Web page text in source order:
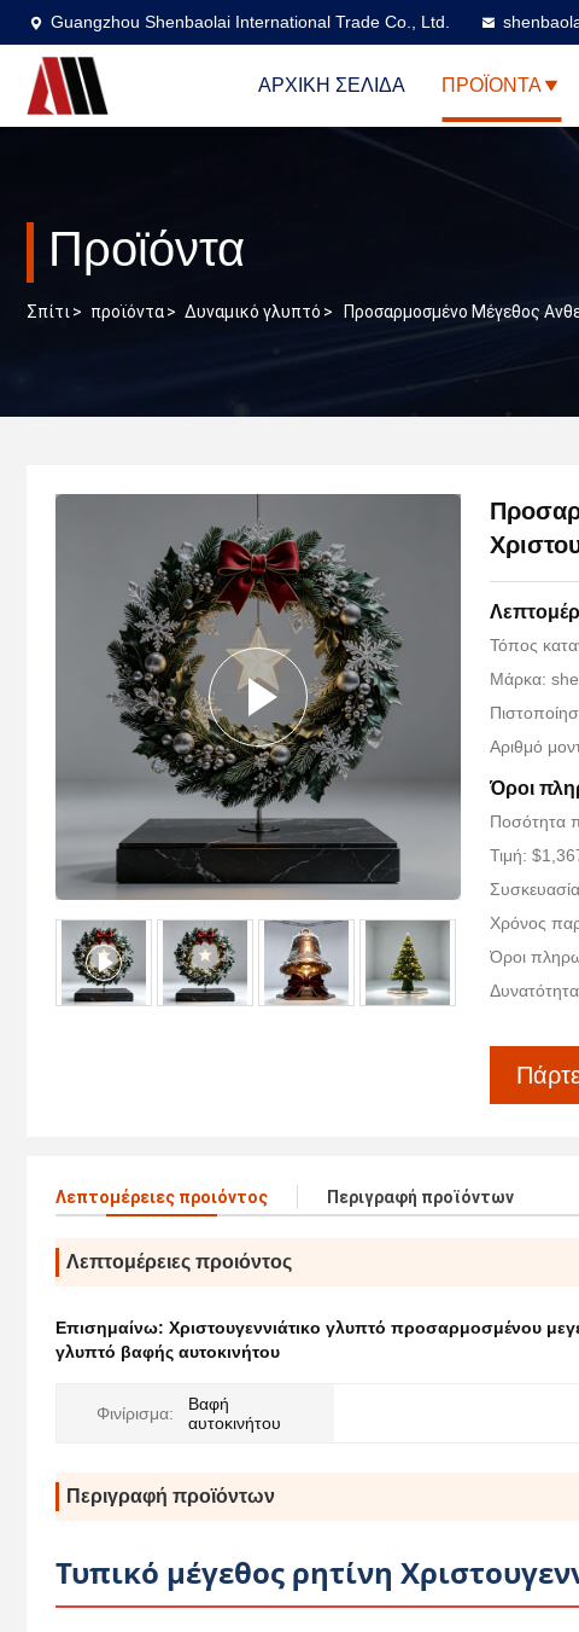
Guangzhou Shenbaolai International Trade Co., Ltd.
ΑΡΧΙΚΉ ΣΕΛΊΔΑ ΠΡΟΪΌΝΤΑ
Προϊόντα
Σπίτι> προϊόντα> Δυναμικό γλυπτό > Προσαρμοσμένο Μέγεθος
Τόπος
Μάρκα:
Αριθμό
Όροι
Ποσότητα
Τιμή:
Χρόνος
Όροι
Λεπτομέρειες προιόντος Περιγραφή προϊόντων
Λεπτομέρειες προιόντος
Επισημαίνω: Χριστουγεννιάτικο γλυπτό προσαρμοσμένου
γλυπτό βαφής αυτοκινήτου
Φινίρισμα:
Βαφή
αυτοκινήτου
Περιγραφή προϊόντων
Τυπικό μέγεθος ρητίνη